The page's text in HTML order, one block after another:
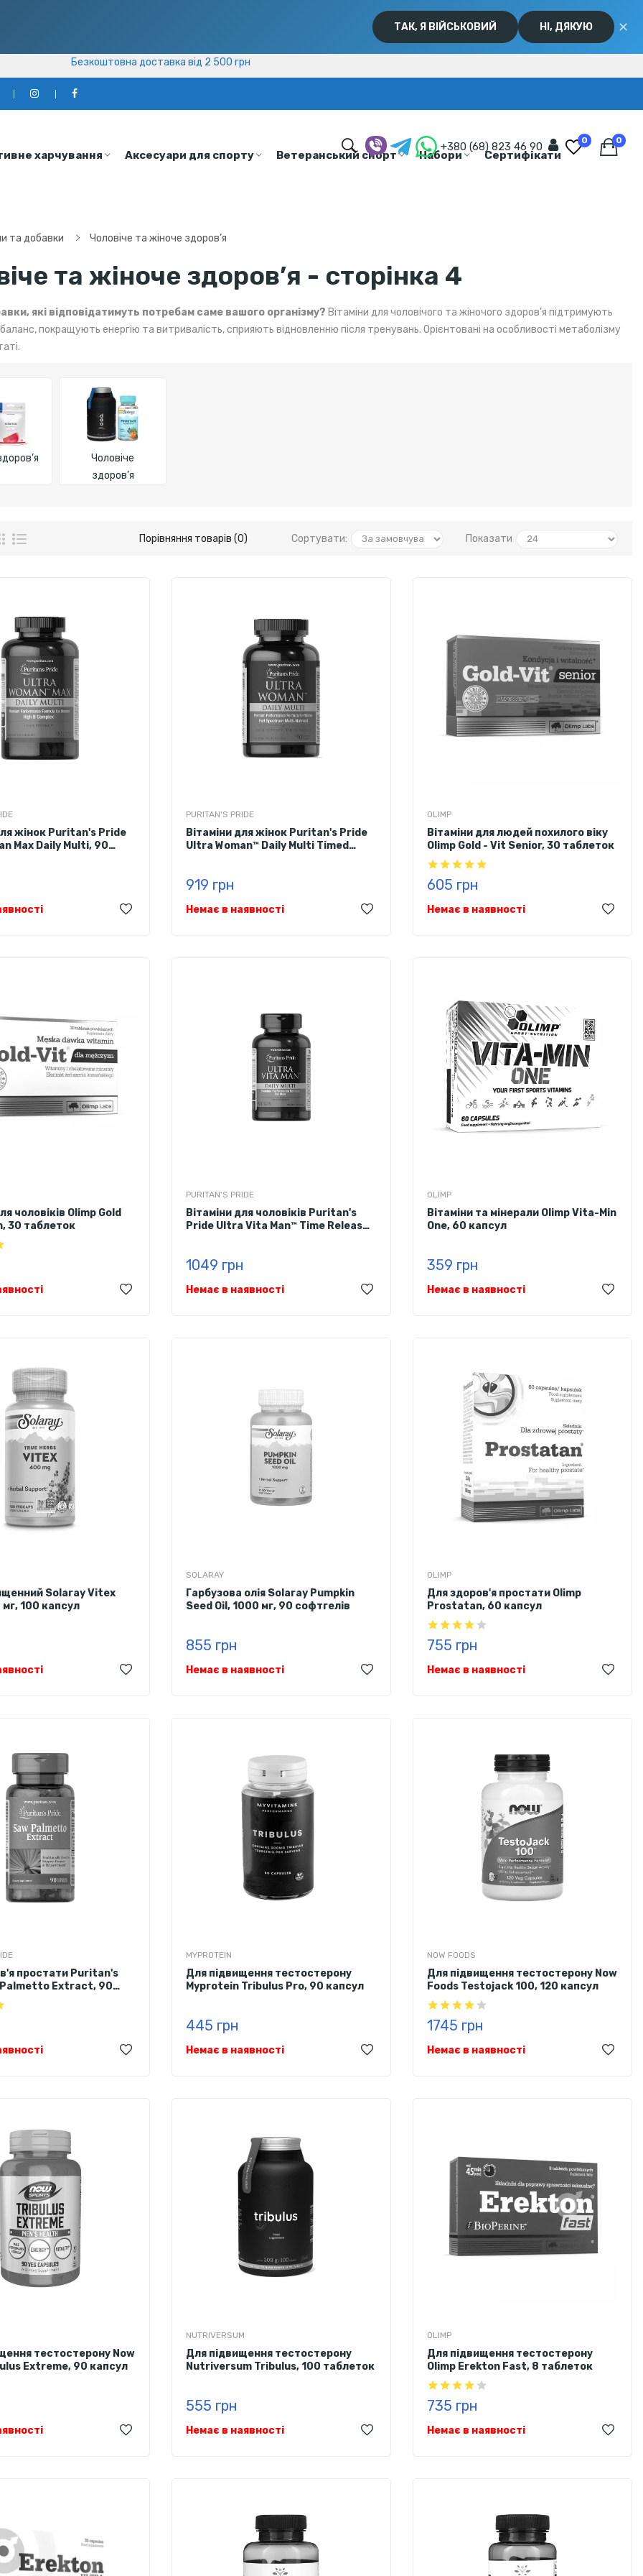
ТАК, Я ВІЙСЬКОВИЙ НІ, ДЯКУЮ ✕
Безкоштовна доставка від 2 500 грн
Безкоштовна доставка від 2 500 грн
харчування Аксесуари для спорту Ветеранський спорт Набори Сертифікати
+380 (68) 823 46 90 0 0
та добавки Чоловіче та жіноче здоров’я
та жіноче здоров’я - сторінка 4
які відповідатимуть потребам саме вашого організму? Вітаміни для чоловічого та жіночого здоров’я підтримують
покращують енергію та витривалість, сприяють відновленню після тренувань. Орієнтовані на особливості метаболізму
Чоловіче
здоров’я
Порівняння товарів (0) Сортувати: Показати
жінок Puritan's Pride
Max Daily Multi, 90
PURITAN'S PRIDE
Вітаміни для жінок Puritan's Pride
Ultra Woman™ Daily Multi Timed
919 грн
Немає в наявності
OLIMP
Вітаміни для людей похилого віку
Olimp Gold - Vit Senior, 30 таблеток
605 грн
Немає в наявності
чоловіків Olimp Gold
30 таблеток
PURITAN'S PRIDE
Вітаміни для чоловіків Puritan's
Pride Ultra Vita Man™ Time Release,
1049 грн
Немає в наявності
OLIMP
Вітаміни та мінерали Olimp Vita-Min
One, 60 капсул
359 грн
Немає в наявності
Solaray Vitex
100 капсул
SOLARAY
Гарбузова олія Solaray Pumpkin
Seed Oil, 1000 мг, 90 софтгелів
855 грн
Немає в наявності
OLIMP
Для здоров'я простати Olimp
Prostatan, 60 капсул
755 грн
Немає в наявності
простати Puritan's
Extract, 90
MYPROTEIN
Для підвищення тестостерону
Myprotein Tribulus Pro, 90 капсул
445 грн
Немає в наявності
NOW FOODS
Для підвищення тестостерону Now
Foods Testojack 100, 120 капсул
1745 грн
Немає в наявності
тестостерону Now
Extreme, 90 капсул
NUTRIVERSUM
Для підвищення тестостерону
Nutriversum Tribulus, 100 таблеток
555 грн
Немає в наявності
OLIMP
Для підвищення тестостерону
Olimp Erekton Fast, 8 таблеток
735 грн
Немає в наявності